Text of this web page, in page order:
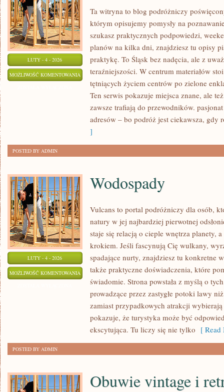
LUTY - 4 - 2026
MOŻLIWOŚĆ KOMENTOWANIA GLIWICE
Ta witryna to blog podróżniczy
którym opisujemy pomysły na
szukasz praktycznych podpowiedzi,
planów na kilka dni, znajdziesz tu opisy
praktykę. To Śląsk bez nadęcia, ale z
teraźniejszości. W centrum materiałów
tętniących życiem centrów po zielone
Ten serwis pokazuje miejsca znane, ale
zawsze trafiają do przewodników.
adresów – bo podróż jest ciekawsza, gdy
]
POSTED BY ADMIN
LUTY - 4 - 2026
MOŻLIWOŚĆ KOMENTOWANIA WODOSPADY
Wodospady
Vulcans to portal podróżniczy dla osób,
natury w jej najbardziej pierwotnej
staje się relacją o cieple wnętrza planety,
krokiem. Jeśli fascynują Cię wulkany,
spadające nurty, znajdziesz tu konkretne
także praktyczne doświadczenia, które
świadomie. Strona powstała z myślą o
prowadzące przez zastygłe potoki lawy
zamiast przypadkowych atrakcji
pokazuje, że turystyka może być
ekscytująca. Tu liczy się nie tylko [ Read
POSTED BY ADMIN
Obuwie vintage i